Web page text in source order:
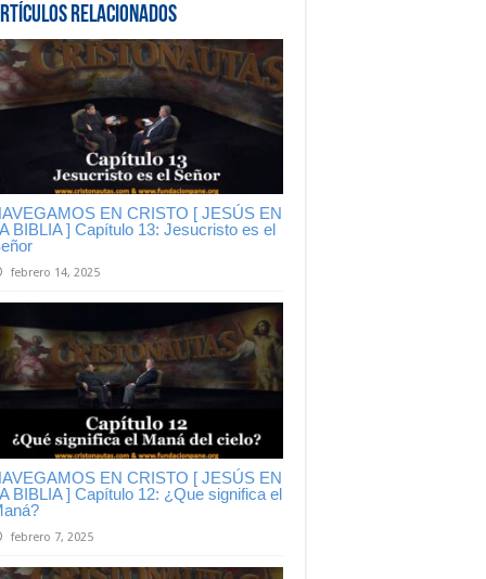
Relacionados
EN CRISTO [ JESÚS EN
BIBLIA ] Capítulo 13: Jesucristo es el
febrero 14, 2025
EN CRISTO [ JESÚS EN
BIBLIA ] Capítulo 12: ¿Que significa el
febrero 7, 2025